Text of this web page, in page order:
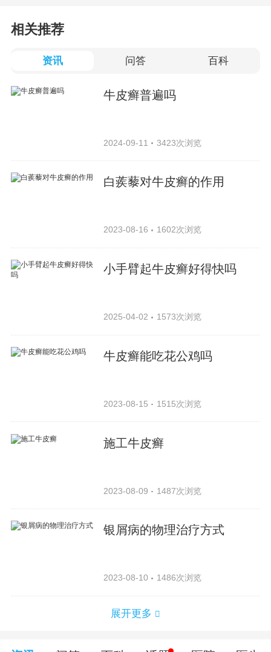
相关推荐
资讯 问答 百科
牛皮癣普遍吗
2024-09-11 3423次浏览
白蒺藜对牛皮癣的作用
2023-08-16 1602次浏览
小手臂起牛皮癣好得快吗
2025-04-02 1573次浏览
牛皮癣能吃花公鸡吗
2023-08-15 1515次浏览
施工牛皮癣
2023-08-09 1487次浏览
银屑病的物理治疗方式
2023-08-10 1486次浏览
展开更多